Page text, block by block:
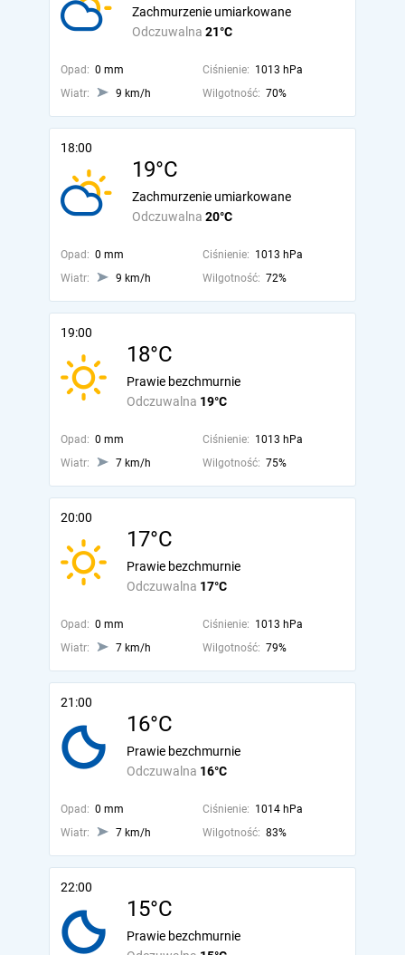
Odczuwalna 21°C
Zachmurzenie umiarkowane
Opad: 0 mm Ciśnienie: 1013 hPa
Wiatr:
9 km/h Wilgotność: 70%
18:00
19°C
Odczuwalna 20°C
Zachmurzenie umiarkowane
Opad: 0 mm Ciśnienie: 1013 hPa
Wiatr:
9 km/h Wilgotność: 72%
19:00
18°C
Odczuwalna 19°C
Prawie bezchmurnie
Opad: 0 mm Ciśnienie: 1013 hPa
Wiatr:
7 km/h Wilgotność: 75%
20:00
17°C
Odczuwalna 17°C
Prawie bezchmurnie
Opad: 0 mm Ciśnienie: 1013 hPa
Wiatr:
7 km/h Wilgotność: 79%
21:00
16°C
Odczuwalna 16°C
Prawie bezchmurnie
Opad: 0 mm Ciśnienie: 1014 hPa
Wiatr:
7 km/h Wilgotność: 83%
22:00
15°C
Prawie bezchmurnie